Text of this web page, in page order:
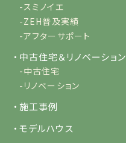
-スミノイエ
-ZEH普及実績
-アフターサポート
・中古住宅＆リノベーション
-中古住宅
-リノベーション
・施工事例
・モデルハウス